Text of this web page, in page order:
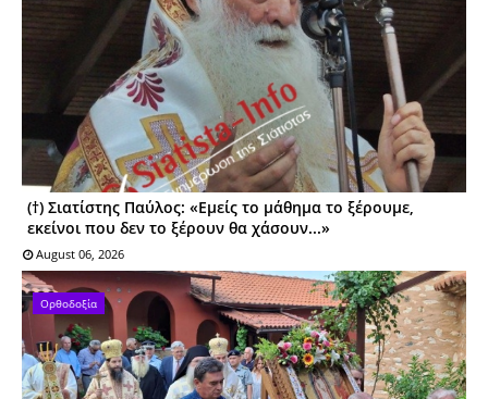
(†) Σιατίστης Παύλος: «Εμείς το μάθημα το ξέρουμε,
εκείνοι που δεν το ξέρουν θα χάσουν...»
August 06, 2026
Ορθοδοξία